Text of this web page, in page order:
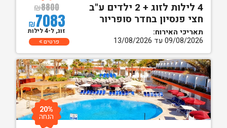
4 לילות לזוג + 2 ילדים ע"ב
חצי פנסיון בחדר סופריור
תאריכי האירוח:
09/08/2026 עד 13/08/2026
₪8800
₪7083
זוג, ל-4 לילות
פרטים
20%
הנחה